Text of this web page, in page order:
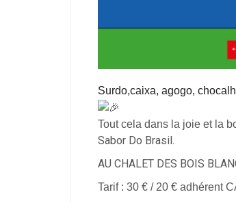
Surdo,caixa, agogo,
Tout cela dans la joie et la
Sabor Do Brasil.
AU CHALET DES
Tarif : 30 € / 20 € adhérent